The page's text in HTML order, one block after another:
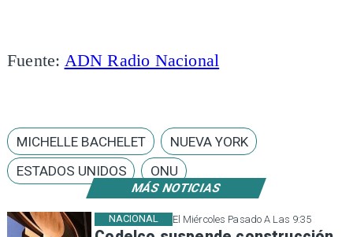
MÁS NOTICIAS
El Miércoles Pasado A Las 9:35
NACIONAL
Fuente: ADN Radio Nacional
MICHELLE BACHELET
NUEVA YORK
ESTADOS UNIDOS
ONU